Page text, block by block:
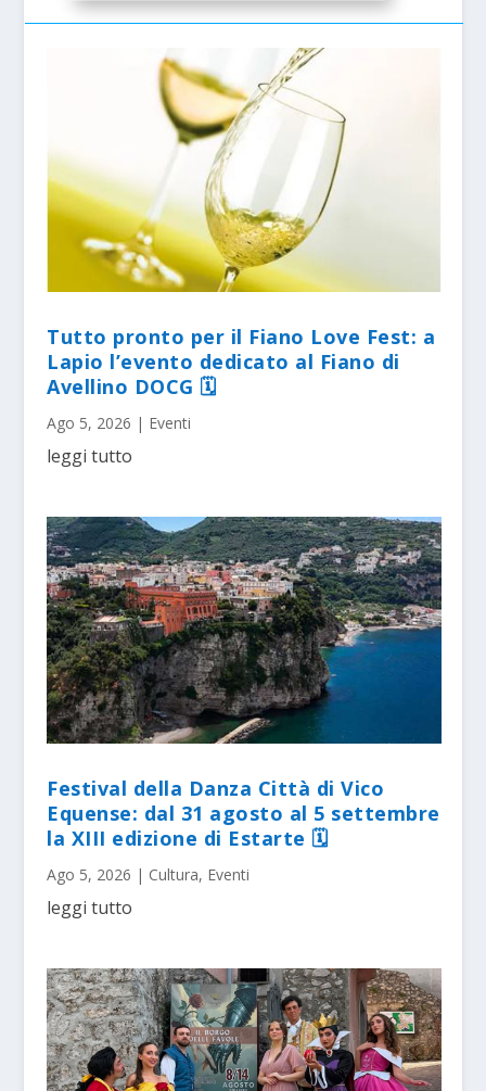
Tutto pronto per il Fiano Love Fest: a
Lapio l’evento dedicato al Fiano di
Avellino DOCG 🗓
Ago 5, 2026 | Eventi
leggi tutto
Festival della Danza Città di Vico
Equense: dal 31 agosto al 5 settembre
la XIII edizione di Estarte 🗓
Ago 5, 2026 | Cultura, Eventi
leggi tutto